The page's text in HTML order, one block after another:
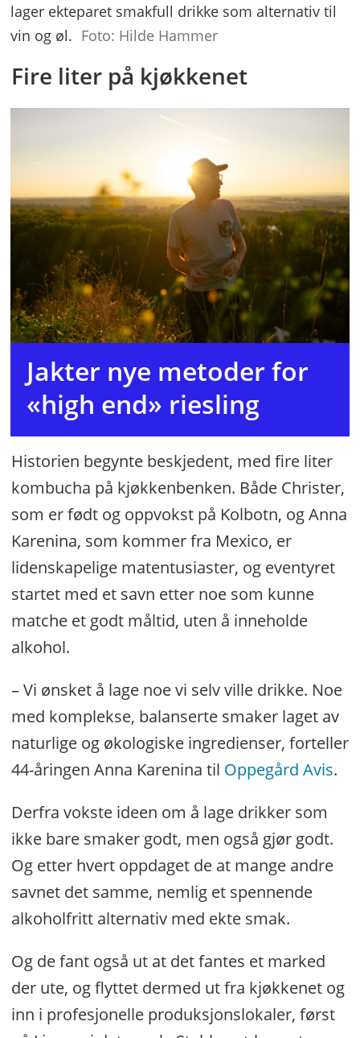
lager ekteparet smakfull drikke som alternativ til
vin og øl. Foto: Hilde Hammer
Fire liter på kjøkkenet
Jakter nye metoder for
«high end» riesling
Historien begynte beskjedent, med fire liter
kombucha på kjøkkenbenken. Både Christer,
som er født og oppvokst på Kolbotn, og Anna
Karenina, som kommer fra Mexico, er
lidenskapelige matentusiaster, og eventyret
startet med et savn etter noe som kunne
matche et godt måltid, uten å inneholde
alkohol.
– Vi ønsket å lage noe vi selv ville drikke. Noe
med komplekse, balanserte smaker laget av
naturlige og økologiske ingredienser, forteller
44-åringen Anna Karenina til Oppegård Avis.
Derfra vokste ideen om å lage drikker som
ikke bare smaker godt, men også gjør godt.
Og etter hvert oppdaget de at mange andre
savnet det samme, nemlig et spennende
alkoholfritt alternativ med ekte smak.
Og de fant også ut at det fantes et marked
der ute, og flyttet dermed ut fra kjøkkenet og
inn i profesjonelle produksjonslokaler, først